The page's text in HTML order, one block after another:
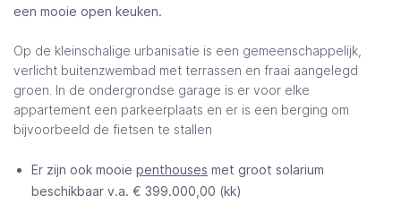
een mooie open keuken.
Op de kleinschalige urbanisatie is een gemeenschappelijk,
verlicht buitenzwembad met terrassen en fraai aangelegd
groen. In de ondergrondse garage is er voor elke
appartement een parkeerplaats en er is een berging om
bijvoorbeeld de fietsen te stallen
Er zijn ook mooie penthouses met groot solarium
beschikbaar v.a. € 399.000,00 (kk)